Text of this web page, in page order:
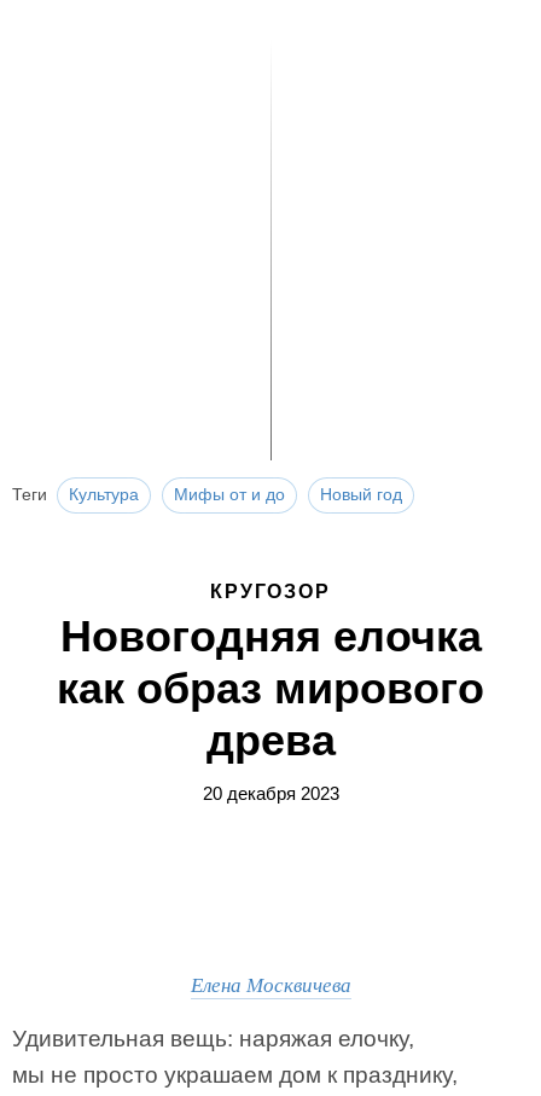
Теги Культура Мифы от и до Новый год
КРУГОЗОР
Новогодняя елочка
как образ мирового
древа
20 декабря 2023
Елена Москвичева
Удивительная вещь: наряжая елочку,
мы не просто украшаем дом к празднику,